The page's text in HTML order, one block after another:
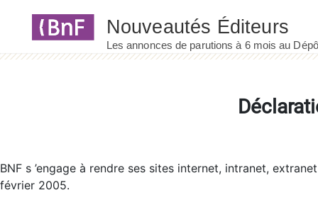
BNF s ’engage à rendre ses sites internet, intranet,
février 2005.